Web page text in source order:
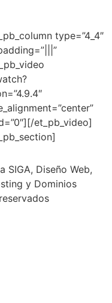
type=”4_4″
et_pb_video]
SIGA, Diseño Web,
y Dominios